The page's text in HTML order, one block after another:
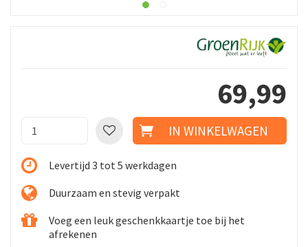
69,99
Levertijd 3 tot 5 werkdagen
Duurzaam en stevig verpakt
Voeg een leuk geschenkkaartje toe bij het
afrekenen